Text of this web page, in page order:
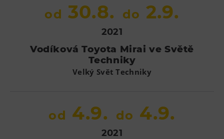
od 30.8. do 2.9.
2021
Vodíková Toyota Mirai ve Světě
Techniky
Velký Svět Techniky
od 4.9. do 4.9.
2021